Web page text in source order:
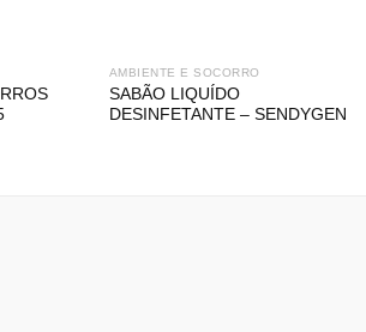
AMBIENTE E SOCORRO
SABÃO LIQUÍDO
DESINFETANTE – SENDYGEN